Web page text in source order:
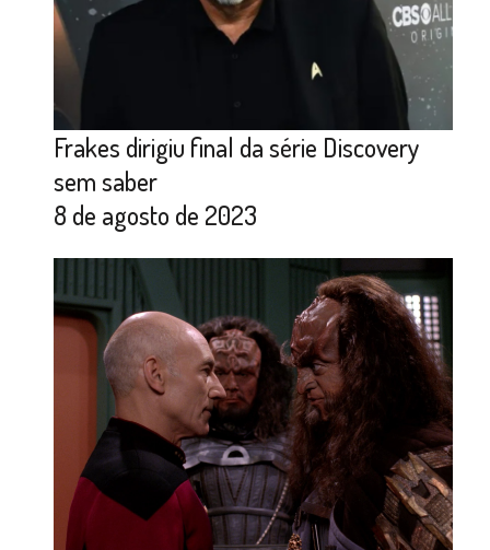
Frakes dirigiu final da série Discovery
sem saber
8 de agosto de 2023